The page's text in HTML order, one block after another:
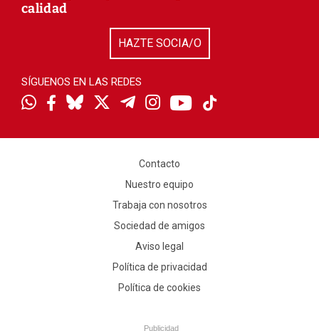
calidad
HAZTE SOCIA/O
SÍGUENOS EN LAS REDES
Contacto
Nuestro equipo
Trabaja con nosotros
Sociedad de amigos
Aviso legal
Política de privacidad
Política de cookies
Publicidad